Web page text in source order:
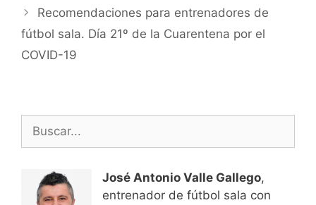
Recomendaciones para entrenadores de
fútbol sala. Día 21º de la Cuarentena por el
COVID-19
Buscar:
José Antonio Valle Gallego,
entrenador de fútbol sala con